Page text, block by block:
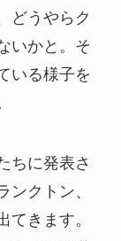
どうやらク
いかと。そ
いる様子を
ちに発表さ
ンクトン、
てきます。